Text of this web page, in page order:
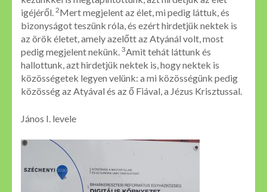
igéjéről. 2Mert megjelent az élet, mi pedig láttuk, és
bizonyságot teszünk róla, és ezért hirdetjük nektek is
az örök életet, amely azelőtt az Atyánál volt, most
pedig megjelent nekünk. 3Amit tehát láttunk és
hallottunk, azt hirdetjük nektek is, hogy nektek is
közösségetek legyen velünk: a mi közösségünk pedig
közösség az Atyával és az ő Fiával, a Jézus Krisztussal.
János I. levele